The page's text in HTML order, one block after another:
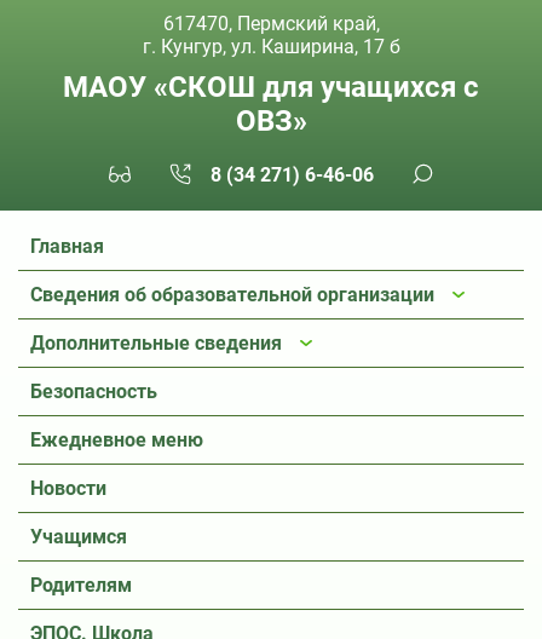
617470, Пермский край,
г. Кунгур, ул. Каширина, 17 б
МАОУ «СКОШ для учащихся с
ОВЗ»
8 (34 271) 6-46-06
Главная
Сведения об образовательной организации
Дополнительные сведения
Безопасность
Ежедневное меню
Новости
Учащимся
Родителям
ЭПОС. Школа